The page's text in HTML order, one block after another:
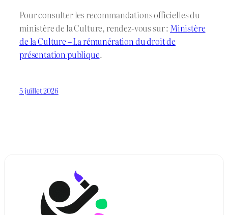
Pour consulter les recommandations officielles du
ministère de la Culture, rendez-vous sur : Ministère
de la Culture – La rémunération du droit de
présentation publique.
5 juillet 2026